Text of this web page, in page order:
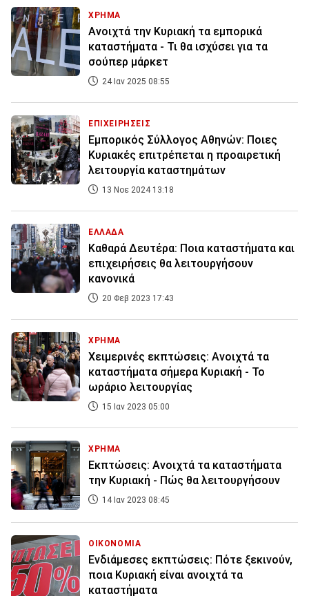
ΧΡΗΜΑ
Ανοιχτά την Κυριακή τα εμπορικά
καταστήματα - Τι θα ισχύσει για τα
σούπερ μάρκετ
24 Ιαν 2025 08:55
ΕΠΙΧΕΙΡΗΣΕΙΣ
Εμπορικός Σύλλογος Αθηνών: Ποιες
Κυριακές επιτρέπεται η προαιρετική
λειτουργία καταστημάτων
13 Νοε 2024 13:18
ΕΛΛΑΔΑ
Καθαρά Δευτέρα: Ποια καταστήματα και
επιχειρήσεις θα λειτουργήσουν
κανονικά
20 Φεβ 2023 17:43
ΧΡΗΜΑ
Χειμερινές εκπτώσεις: Ανοιχτά τα
καταστήματα σήμερα Κυριακή - Το
ωράριο λειτουργίας
15 Ιαν 2023 05:00
ΧΡΗΜΑ
Εκπτώσεις: Ανοιχτά τα καταστήματα
την Κυριακή - Πώς θα λειτουργήσουν
14 Ιαν 2023 08:45
ΟΙΚΟΝΟΜΙΑ
Ενδιάμεσες εκπτώσεις: Πότε ξεκινούν,
ποια Κυριακή είναι ανοιχτά τα
καταστήματα